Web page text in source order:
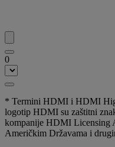
0
* Termini HDMI i HDMI
logotip HDMI su zaštitni
kompanije HDMI Licensing
Američkim Državama i